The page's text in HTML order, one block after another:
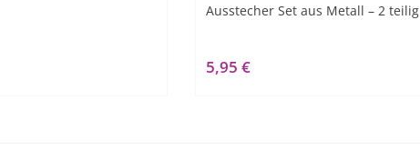
Ausstecher Set aus Metall – 2 teilig
5,95 €